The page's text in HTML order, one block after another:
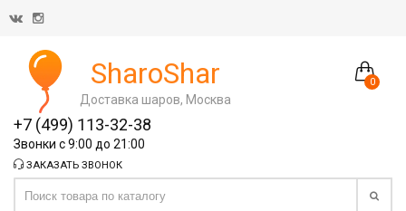
0
SharoShar
Доставка шаров, Москва
+7 (499) 113-32-38
Звонки с 9:00 до 21:00
ЗАКАЗАТЬ ЗВОНОК